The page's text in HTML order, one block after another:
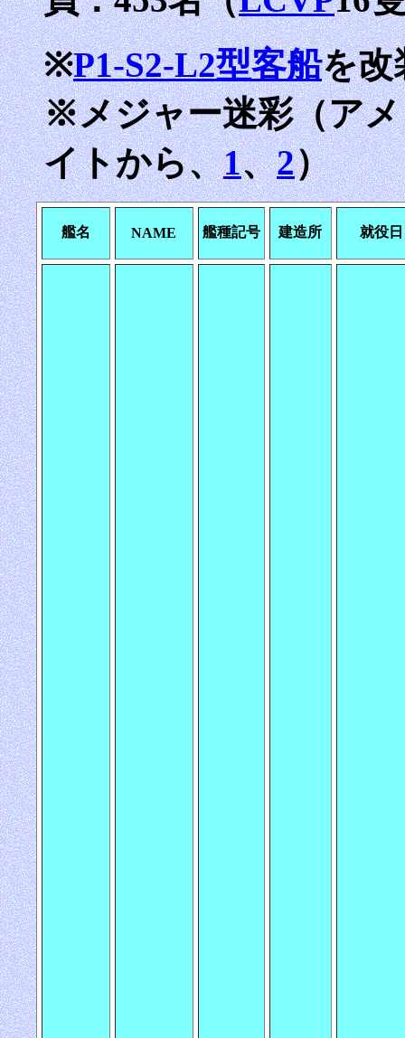
※P1-S2-L2型客船を改
※メジャー迷彩（ア
イトから、1、2）
艦名 NAME 艦種記号 建造所 就役日